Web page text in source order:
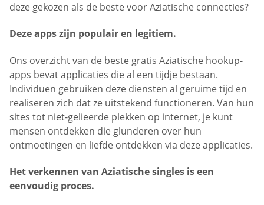
deze gekozen als de beste voor Aziatische connecties?
Deze apps zijn populair en legitiem.
Ons overzicht van de beste gratis Aziatische hookup-
apps bevat applicaties die al een tijdje bestaan.
Individuen gebruiken deze diensten al geruime tijd en
realiseren zich dat ze uitstekend functioneren. Van hun
sites tot niet-gelieerde plekken op internet, je kunt
mensen ontdekken die glunderen over hun
ontmoetingen en liefde ontdekken via deze applicaties.
Het verkennen van Aziatische singles is een
eenvoudig proces.